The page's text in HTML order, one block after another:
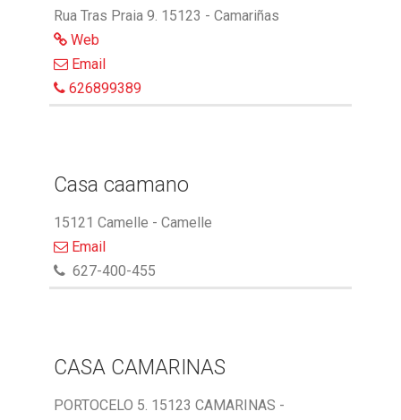
Rua Tras Praia 9. 15123 - Camariñas
Web
Email
626899389
Casa caamano
15121 Camelle - Camelle
Email
627-400-455
CASA CAMARINAS
PORTOCELO 5. 15123 CAMARINAS -